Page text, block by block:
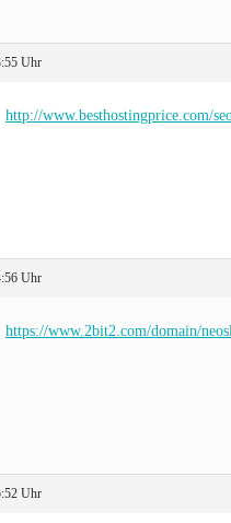
Uhr
http://www.besthostingprice.com/
Uhr
https://www.2bit2.com/domain/
Uhr